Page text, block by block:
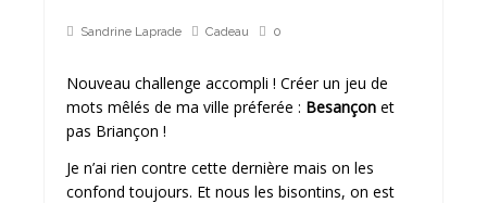
Sandrine Laprade Cadeau 0
Nouveau challenge accompli ! Créer un jeu de
mots mêlés de ma ville préferée : Besançon et
pas Briançon !
Je n’ai rien contre cette dernière mais on les
confond toujours. Et nous les bisontins, on est